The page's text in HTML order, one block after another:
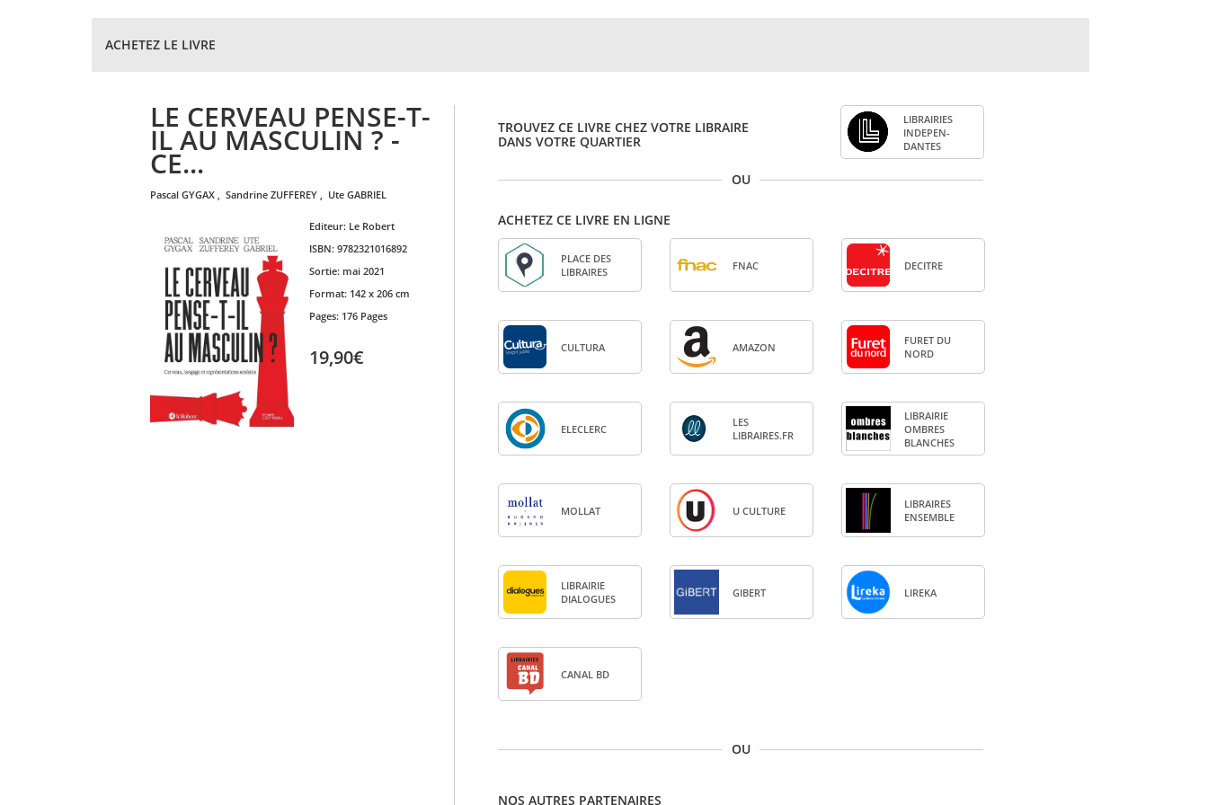
ACHETEZ LE LIVRE
LE CERVEAU PENSE-T-
IL AU MASCULIN ? -
CE...
pascal GYGAX , sandrine ZUFFEREY , ute GABRIEL
Editeur: Le Robert
ISBN: 9782321016892
Sortie: mai 2021
Format: 142 x 206 cm
Pages: 176 Pages
19,90€
TROUVEZ CE LIVRE CHEZ VOTRE LIBRAIRE
DANS VOTRE QUARTIER
LIBRAI­RIES
INDE­PEN­
DANTES
OU
ACHETEZ CE LIVRE EN LIGNE
PLACE DES
LIBRAIRES
FNAC DECITRE
CULTURA AMA­ZON
FURET DU
NORD
ELE­CLERC
LES
LIBRAIRES.FR
LIBRAI­RIE
OMBRES
BLANCHES
MOL­LAT U CULTURE
LIBRAIRES
ENSEMBLE
LIBRAI­RIE
DIA­LOGUES
GIBERT LIREKA
CANAL BD
OU
NOS AUTRES PARTENAIRES